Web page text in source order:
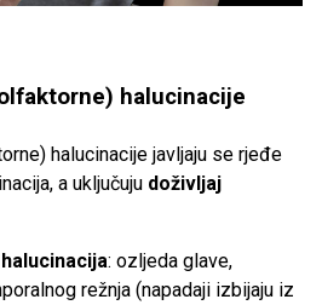
halucinacije
halucinacije javljaju se rjeđe
a uključuju doživljaj
: ozljeda glave,
režnja (napadaji izbijaju iz